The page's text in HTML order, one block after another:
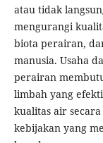
atau tidak
mengurangi
biota perairan,
manusia. Usaha
perairan
limbah yang
kualitas air
kebijakan yang